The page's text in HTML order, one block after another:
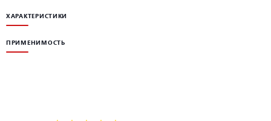
ХАРАКТЕРИСТИКИ
ПРИМЕНИМОСТЬ